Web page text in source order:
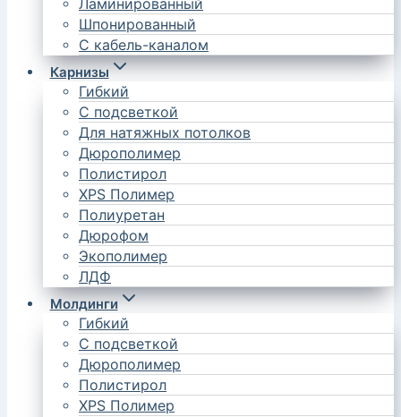
Ламинированный
Шпонированный
С кабель-каналом
Карнизы
Гибкий
С подсветкой
Для натяжных потолков
Дюрополимер
Полистирол
XPS Полимер
Полиуретан
Дюрофом
Экополимер
ЛДФ
Молдинги
Гибкий
С подсветкой
Дюрополимер
Полистирол
XPS Полимер